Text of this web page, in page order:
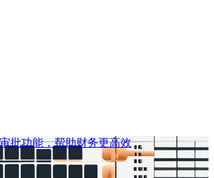
批功能，帮助财务更高效